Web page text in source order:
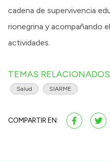
cadena de supervivencia
rionegrina y acompañando
actividades.
TEMAS RELACIONADOS
Salud SIARME
COMPARTIR EN: